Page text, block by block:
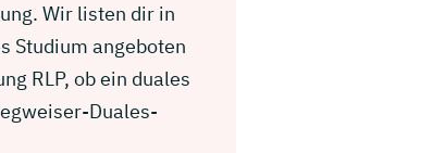
Wir listen dir in
Studium angeboten
RLP, ob ein duales
Duales-